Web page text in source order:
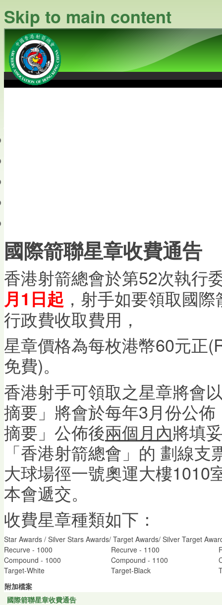
Skip to main content
國際箭聯星章收費通告
香港射箭總會於第52次執行
月1日起 ，射手如要領取國
行政費收取費用，
星章價格為每枚港幣60元正
免費)。
香港射手可領取之星章將會
摘要」將會於每年3月份公
摘要」公佈後兩個月內將填
「香港射箭總會」的 劃線
大球場徑一號奧運大樓1010
本會遞交。
收費星章種類如下：
Star Awards / Silver Stars Awards/ Target Awards/ Silver Target
Recurve - 1000
Recurve - 1100
Compound - 1000
Compound - 1100
Target-White
Target-Black
附加檔案
國際箭聯星章收費通告